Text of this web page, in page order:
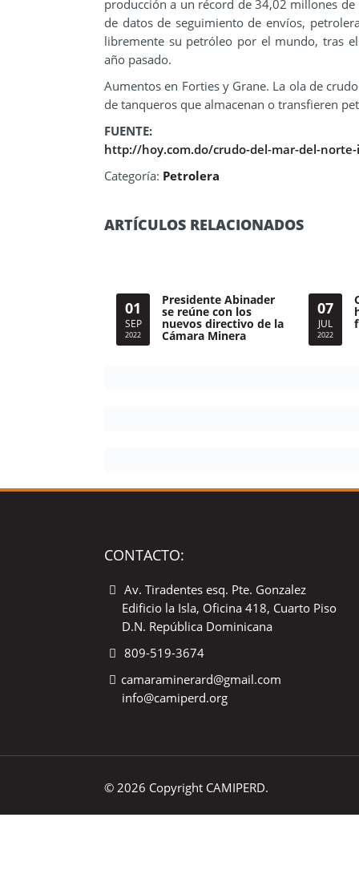
producción a un récord de 34,02 millones
de datos de seguimiento de envíos,
libremente su petróleo por el mundo, tras
año pasado.
Aumentos en Forties y Grane. La ola de
de tanqueros que almacenan o transfieren
FUENTE:
http://hoy.com.do/crudo-del-mar-del-
Categoría: Petrolera
ARTÍCULOS RELACIONADOS
01
SEP
2022
Presidente Abinader
se reúne con los
nuevos directivo de la
Cámara Minera
07
JUL
2022
CONTACTO:
Av. Tiradentes esq. Pte. Gonzalez
Edificio la Isla, Oficina 418, Cuarto Piso
D.N. República Dominicana
809-519-3674
camaraminerard@gmail.com
info@camiperd.org
© 2026 Copyright CAMIPERD.